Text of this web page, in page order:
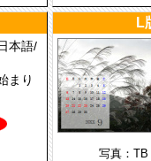
本語/
まり
L
写真：TB